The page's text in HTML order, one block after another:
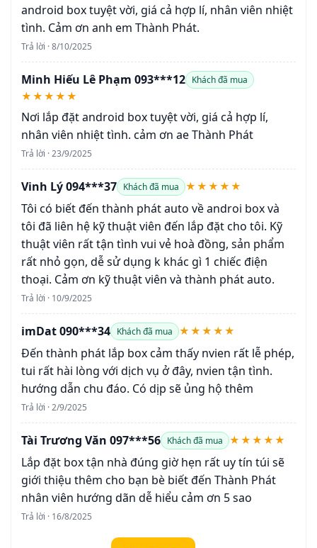
android box tuyệt vời, giá cả hợp lí, nhân viên nhiệt
tình. Cảm ơn anh em Thành Phát.
Trả lời · 8/10/2025
Minh Hiếu Lê Phạm 093***12 Khách đã mua
★★★★★
Nơi lắp đặt android box tuyệt vời, giá cả hợp lí,
nhân viên nhiệt tình. cảm ơn ae Thành Phát
Trả lời · 23/9/2025
Vinh Lý 094***37 Khách đã mua ★★★★★
Tôi có biết đến thành phát auto về androi box và
tôi đã liên hệ kỹ thuật viên đến lắp đặt cho tôi. Kỹ
thuật viên rất tận tình vui vẻ hoà đồng, sản phẩm
rất nhỏ gọn, dễ sử dụng k khác gì 1 chiếc điện
thoại. Cảm ơn kỹ thuật viên và thành phát auto.
Trả lời · 10/9/2025
imDat 090***34 Khách đã mua ★★★★★
Đến thành phát lắp box cảm thấy nvien rất lễ phép,
tui rất hài lòng với dịch vụ ở đây, nvien tận tình.
hướng dẫn chu đáo. Có dịp sẽ ủng hộ thêm
Trả lời · 2/9/2025
Tài Trương Văn 097***56 Khách đã mua ★★★★★
Lắp đặt box tận nhà đúng giờ hẹn rất uy tín túi sẽ
giới thiệu thêm cho bạn bè biết đến Thành Phát
nhân viên hướng dãn dễ hiểu cảm ơn 5 sao
Trả lời · 16/8/2025